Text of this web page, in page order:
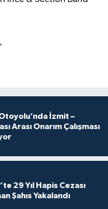
İzmit –
Arası Onarım Çalışması
29 Yıl Hapis Cezası
Şahıs Yakalandı